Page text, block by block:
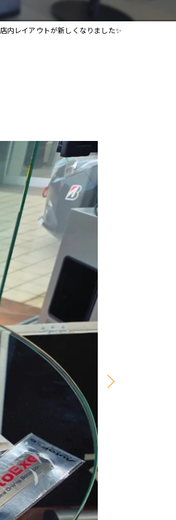
iPhone修理アイサポ四日市店
店内レイアウトが新しくなりました✨